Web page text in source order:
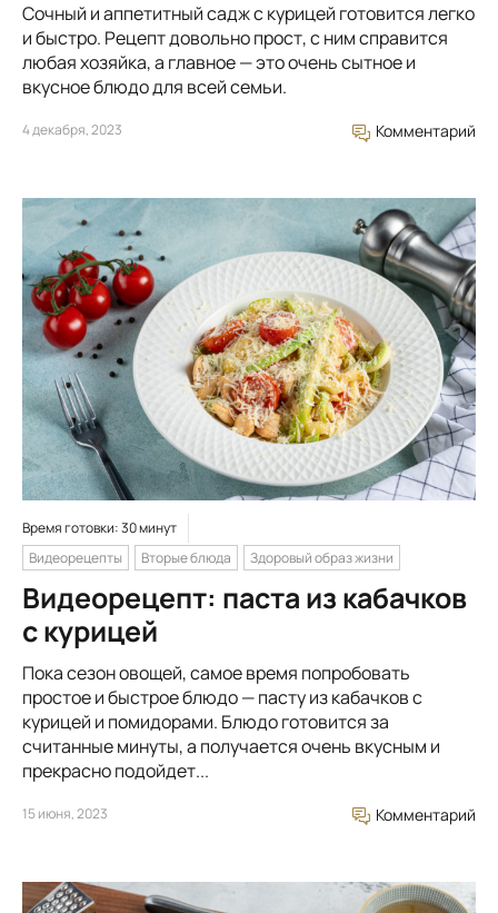
Сочный и аппетитный садж с курицей готовится легко
и быстро. Рецепт довольно прост, с ним справится
любая хозяйка, а главное — это очень сытное и
вкусное блюдо для всей семьи.
4 декабря, 2023 Комментарий
Время готовки: 30 минут
Видеорецепты
Вторые блюда Здоровый образ жизни
Видеорецепт: паста из кабачков
с курицей
Пока сезон овощей, самое время попробовать
простое и быстрое блюдо — пасту из кабачков с
курицей и помидорами. Блюдо готовится за
считанные минуты, а получается очень вкусным и
прекрасно подойдет...
15 июня, 2023 Комментарий